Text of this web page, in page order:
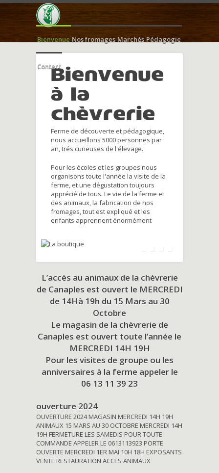
Bienvenue Nos fromages Marchés Pédagogie
ContactBienvenue
à la
chèvrerie
Ferme de découverte et pédagogique,
nous accueillons 5000 personnes par
an, trés curieuses de l'élevage.
Pour les écoles et les groupes nous
organisons toute l'année la visite de la
ferme, et une dégustation toujours
apprécié de tous. Le vie de la ferme et
des animaux, la fabrication de nos
fromages, tout est expliqué et les
enfants apprennent énormément
L’accès au animaux de la chèvrerie
de Canaples est ouvert le MERCREDI
de 14Hà 19h du 15 Mars au 30
Octobre
Le magasin de la chèvrerie de
Canaples est ouvert toute l’année le
MERCREDI 14H 19H
Pour les visites de groupe ou les
anniversaires à la ferme appeler le
06 13 11 39 23
ouverture 2024
OUVERTURE 2024 MAGASIN MERCREDI 14H 19H
ANIMAUX 15 MARS AU 30 OCTOBRE MERCREDI 14H
19H FERMETURE LES SAMEDIS POUR TOUTE
COMMANDE APPELER LE 0613113923 PORTE
OUVERTE MERCREDI 1ER MAI 10H 18H EXPOSANTS
VENTE RESTAURATION ACCES ANIMAUX